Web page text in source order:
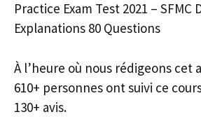
Practice Exam Test 2021 –
Explanations 80 Questions
À l’heure où nous rédigeons cet
610+ personnes ont suivi ce
130+ avis.